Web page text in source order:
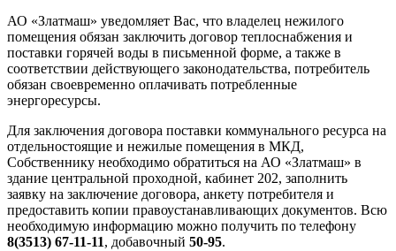
АО «Златмаш» уведомляет Вас, что владелец нежилого
помещения обязан заключить договор теплоснабжения и
поставки горячей воды в письменной форме, а также в
соответствии действующего законодательства, потребитель
обязан своевременно оплачивать потребленные
энергоресурсы.
Для заключения договора поставки коммунального ресурса на
отдельностоящие и нежилые помещения в МКД,
Собственнику необходимо обратиться на АО «Златмаш» в
здание центральной проходной, кабинет 202, заполнить
заявку на заключение договора, анкету потребителя и
предоставить копии правоустанавливающих документов. Всю
необходимую информацию можно получить по телефону
8(3513) 67-11-11, добавочный 50-95.